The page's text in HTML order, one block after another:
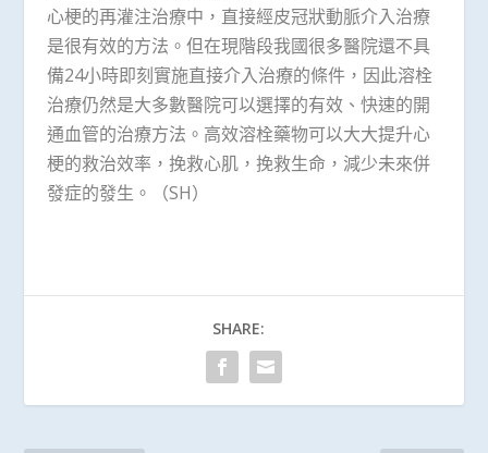
心梗的再灌注治療中，直接經皮冠狀動脈介入治療
是很有效的方法。但在現階段我國很多醫院還不具
備24小時即刻實施直接介入治療的條件，因此溶栓
治療仍然是大多數醫院可以選擇的有效、快速的開
通血管的治療方法。高效溶栓藥物可以大大提升心
梗的救治效率，挽救心肌，挽救生命，減少未來併
發症的發生。（SH）
SHARE: